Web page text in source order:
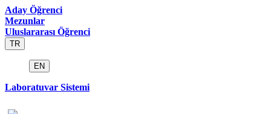
Aday Öğrenci
Mezunlar
Uluslararası Öğrenci
TR
EN
Laboratuvar Sistemi